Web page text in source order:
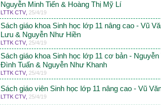
Nguyễn Minh Tiến & Hoàng Thị Mỹ Lí
LTTK CTV 25/4/19
Sách giáo khoa Sinh học lớp 11 nâng cao - Vũ
Lưu & Nguyễn Như Hiền
LTTK CTV 25/4/19
Sách giáo khoa Sinh học lớp 11 cơ bản -
Đình Tuấn & Nguyễn Như Khanh
LTTK CTV 25/4/19
Sách giáo viên Sinh học lớp 11 nâng cao - Vũ
LTTK CTV 25/4/19